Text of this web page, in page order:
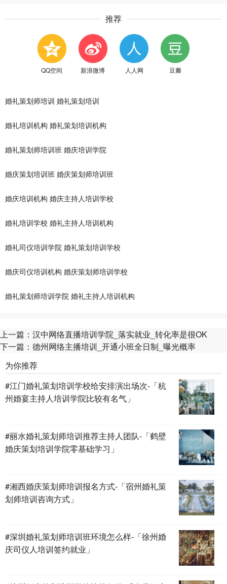
推荐
QQ空间 新浪微博 人人网 豆瓣
婚礼策划师培训 婚礼策划培训
婚礼培训机构 婚礼策划培训机构
婚礼策划师培训班 婚庆培训学院
婚庆策划培训班 婚庆策划师培训班
婚庆培训机构 婚庆主持人培训学校
婚礼培训学校 婚礼主持人培训机构
婚礼司仪培训学院 婚礼策划培训学校
婚庆司仪培训机构 婚庆策划师培训学校
婚礼策划师培训学院 婚礼主持人培训机构
上一篇： 汉中网络直播培训学院_落实就业_转化率是很OK
下一篇： 德州网络主播培训_开通小班全日制_曝光概率
为你推荐
#江门婚礼策划培训学校给安排演出场次-「杭
州婚宴主持人培训学院比较有名气」
#丽水婚礼策划师培训推荐主持人团队-「鹤壁
婚庆策划培训学院零基础学习」
#湘西婚庆策划师培训报名方式-「宿州婚礼策
划师培训咨询方式」
#深圳婚礼策划师培训班环境怎么样-「徐州婚
庆司仪人培训签约就业」